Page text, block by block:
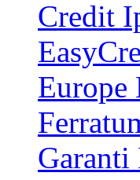
Credit
Europe
Garanti